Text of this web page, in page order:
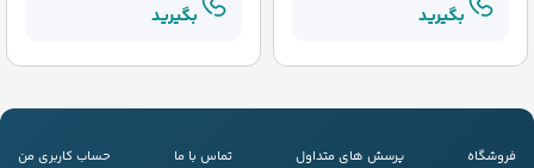
بگیرید
بگیرید
فروشگاه پرسش های متداول تماس با ما حساب کاربری من